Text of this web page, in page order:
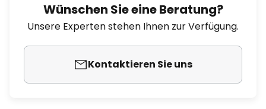
Wünschen Sie eine Beratung?
Unsere Experten stehen Ihnen zur Verfügung.
Kontaktieren Sie uns